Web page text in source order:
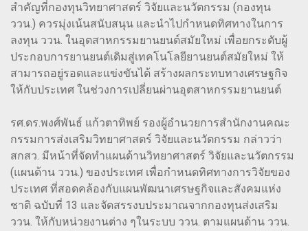
สำคัญที่กองทุนวิทยาศาสตร์ วิจัยและนวัตกรรม (กองทุน
ววน.) ควรมุ่งเน้นสนับสนุน และนำไปกำหนดทิศทางในการ
ลงทุน ววน. ในอุตสาหกรรมยานยนต์สมัยใหม่ เพื่อยกระดับผู้
ประกอบการยานยนต์เดิมสู่เทคโนโลยียานยนต์สมัยใหม่ ให้
สามารถอยู่รอดและแข่งขันได้ สร้างผลกระทบทางเศรษฐกิจ
ให้กับประเทศ ​ในช่วงการเปลี่ยนผ่านอุตสาหกรรมยานยนต์
รศ.ดร.พงศ์พันธ์ แก้วตาทิพย์ รองผู้อำนวยการสำนักงานคณะ
กรรมการส่งเสริมวิทยาศาสตร์ วิจัยและนวัตกรรม กล่าวว่า
สกสว. มีหน้าที่จัดทำแผนด้านวิทยาศาสตร์ วิจัยและนวัตกรรม
(แผนด้าน ววน.) ของประเทศ เพื่อกำหนดทิศทางการวิจัยของ
ประเทศ ที่สอดคล้องกับแผนพัฒนาเศรษฐกิจและสังคมแห่ง
ชาติ ฉบับที่ 13 และจัดสรรงบประมาณจากกองทุนส่งเสริม
ววน. ให้กับหน่วยงานต่าง ๆในระบบ ววน. ตามแผนด้าน ววน.